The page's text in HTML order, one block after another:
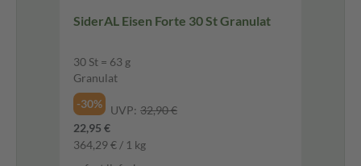
SiderAL Eisen Forte 30 St Granulat
30 St = 63 g
Granulat
-30%
UVP: 32,90 €
22,95 €
364,29 € / 1 kg